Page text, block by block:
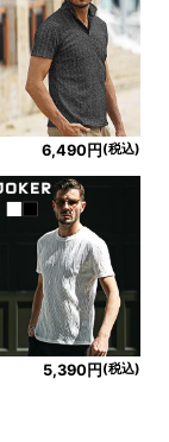
6,490円 (税込)
5,390円 (税込)